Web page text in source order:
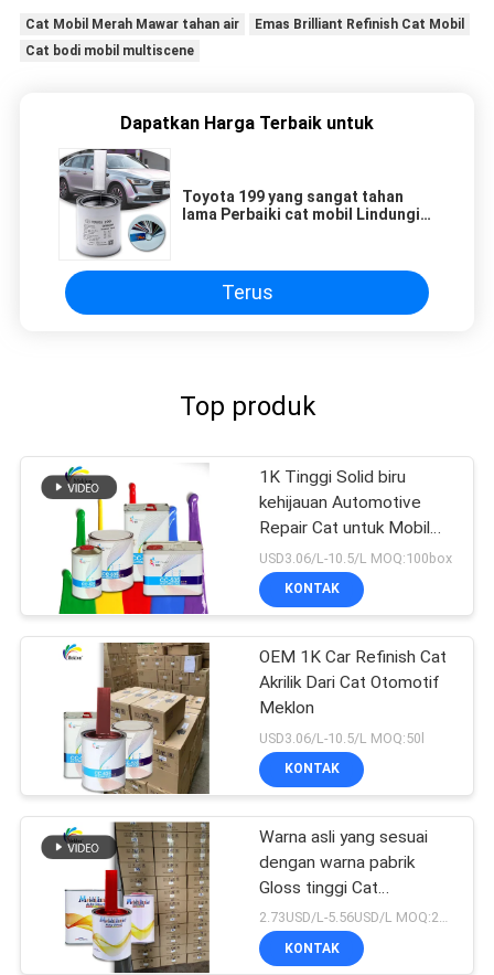
after-sales problems.
Cat Mobil Merah Mawar tahan air
Emas Brilliant Refinish Cat Mobil
Cat bodi mobil multiscene
Dapatkan Harga Terbaik untuk
Toyota 199 yang sangat tahan
lama Perbaiki cat mobil Lindungi
Terus
Top produk
1K Tinggi Solid biru
kehijauan Automotive
Repair Cat untuk Mobil
Refinish
USD3.06/L-10.5/L MOQ:100box
KONTAK
OEM 1K Car Refinish Cat
Akrilik Dari Cat Otomotif
Meklon
USD3.06/L-10.5/L MOQ:50l
KONTAK
Warna asli yang sesuai
dengan warna pabrik
Gloss tinggi Cat
perbaikan mobil berwarna
merah terang
2.73USD/L-5.56USD/L MOQ:200l
KONTAK